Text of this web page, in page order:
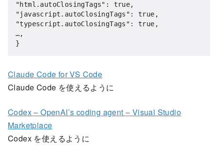
"html.autoClosingTags": true,
"javascript.autoClosingTags": true,
"typescript.autoClosingTags": true,
…,
}
Claude Code for VS Code
Claude Code を使えるように
Codex – OpenAI’s coding agent – Visual Studio
Marketplace
Codex を使えるように